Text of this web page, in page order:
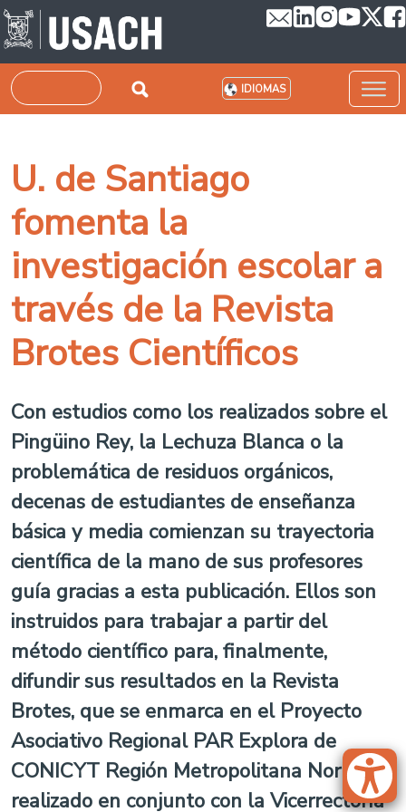
Pasar al contenido principal
Buscar IDIOMAS
U. de Santiago
fomenta la
investigación escolar a
través de la Revista
Brotes Científicos
Con estudios como los realizados sobre el
Pingüino Rey, la Lechuza Blanca o la
problemática de residuos orgánicos,
decenas de estudiantes de enseñanza
básica y media comienzan su trayectoria
científica de la mano de sus profesores
guía gracias a esta publicación. Ellos son
instruidos para trabajar a partir del
método científico para, finalmente,
difundir sus resultados en la Revista
Brotes, que se enmarca en el Proyecto
Asociativo Regional PAR Explora de
CONICYT Región Metropolitana Norte,
realizado en conjunto con la Vicerrectoría